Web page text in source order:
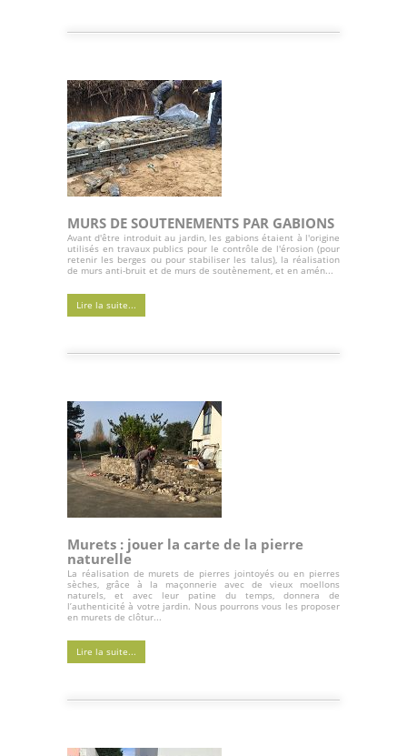
MURS DE SOUTENEMENTS PAR GABIONS
Avant d'être introduit au jardin, les gabions étaient à l'origine
utilisés en travaux publics pour le contrôle de l'érosion (pour
retenir les berges ou pour stabiliser les talus), la réalisation
de murs anti-bruit et de murs de soutènement, et en amén...
Lire la suite...
Murets : jouer la carte de la pierre
naturelle
La réalisation de murets de pierres jointoyés ou en pierres
sèches, grâce à la maçonnerie avec de vieux moellons
naturels, et avec leur patine du temps, donnera de
l’authenticité à votre jardin. Nous pourrons vous les proposer
en murets de clôtur...
Lire la suite...